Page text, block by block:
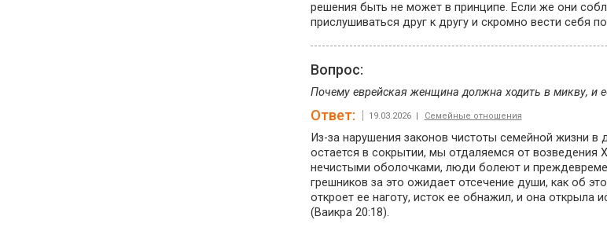
решения быть не может в принципе. Если же они
прислушиваться друг к другу и скромно вести себя
Вопрос:
Почему еврейская женщина должна ходить в микву, и
Ответ: 19.03.2026 | Семейные отношения
Из-за нарушения законов чистоты семейной жизни в
остается в сокрытии, мы отдаляемся от возведения
нечистыми оболочками, люди болеют и
грешников за это ожидает отсечение души, как об
откроет ее наготу, исток ее обнажил, и она открыла
(Ваикра 20:18).